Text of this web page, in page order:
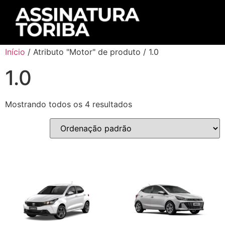
Início / Atributo "Motor" de produto / 1.0
1.0
Mostrando todos os 4 resultados